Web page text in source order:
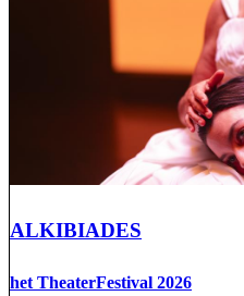
ALKIBIADES
het TheaterFestival 2026